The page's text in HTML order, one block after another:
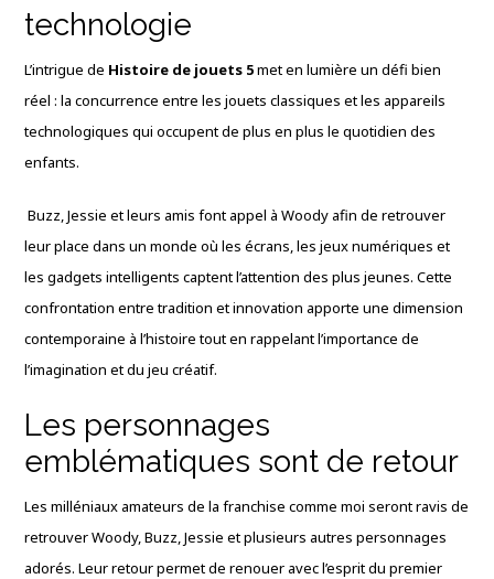
technologie
L’intrigue de Histoire de jouets 5met en lumière un défi bien
réel : la concurrence entre les jouets classiques et les appareils
technologiques qui occupent de plus en plus le quotidien des
enfants.
Buzz, Jessie et leurs amis font appel à Woody afin de retrouver
leur place dans un monde où les écrans, les jeux numériques et
les gadgets intelligents captent l’attention des plus jeunes. Cette
confrontation entre tradition et innovation apporte une dimension
contemporaine à l’histoire tout en rappelant l’importance de
l’imagination et du jeu créatif.
Les personnages
emblématiques sont de retour
Les milléniaux amateurs de la franchise comme moi seront ravis de
retrouver Woody, Buzz, Jessie et plusieurs autres personnages
adorés. Leur retour permet de renouer avec l’esprit du premier